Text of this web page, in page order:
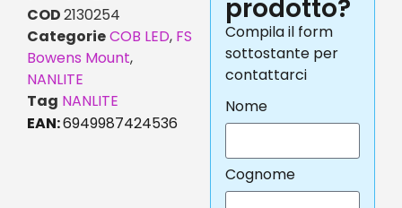
COD2130254
CategorieCOB LED, FS
Bowens Mount,
NANLITE
Tag NANLITE
EAN:6949987424536
prodotto?
Compila il form
sottostante per
contattarci
Nome
Cognome